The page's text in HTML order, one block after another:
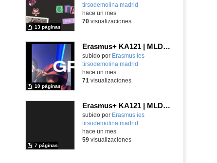
tirsodemolina madrid
13 páginas
hace un mes
70visualizaciones
Erasmus+ KA121 | MLD | Student Presentation 2 | Rome 2025
Contenido educativo.
subido por Erasmus ies
tirsodemolina madrid
10 páginas
hace un mes
71 visualizaciones
Erasmus+ KA121 | MLD | Student Presentation 1 | Rome 2025
Contenido educativo.
subido por Erasmus ies
tirsodemolina madrid
7 páginas
hace un mes
59visualizaciones